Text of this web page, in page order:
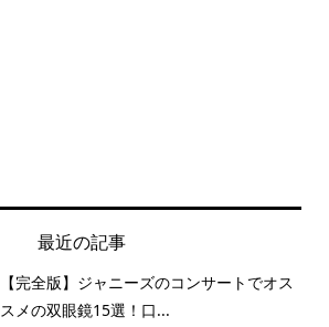
最近の記事
【完全版】ジャニーズのコンサートでオス
スメの双眼鏡15選！口...